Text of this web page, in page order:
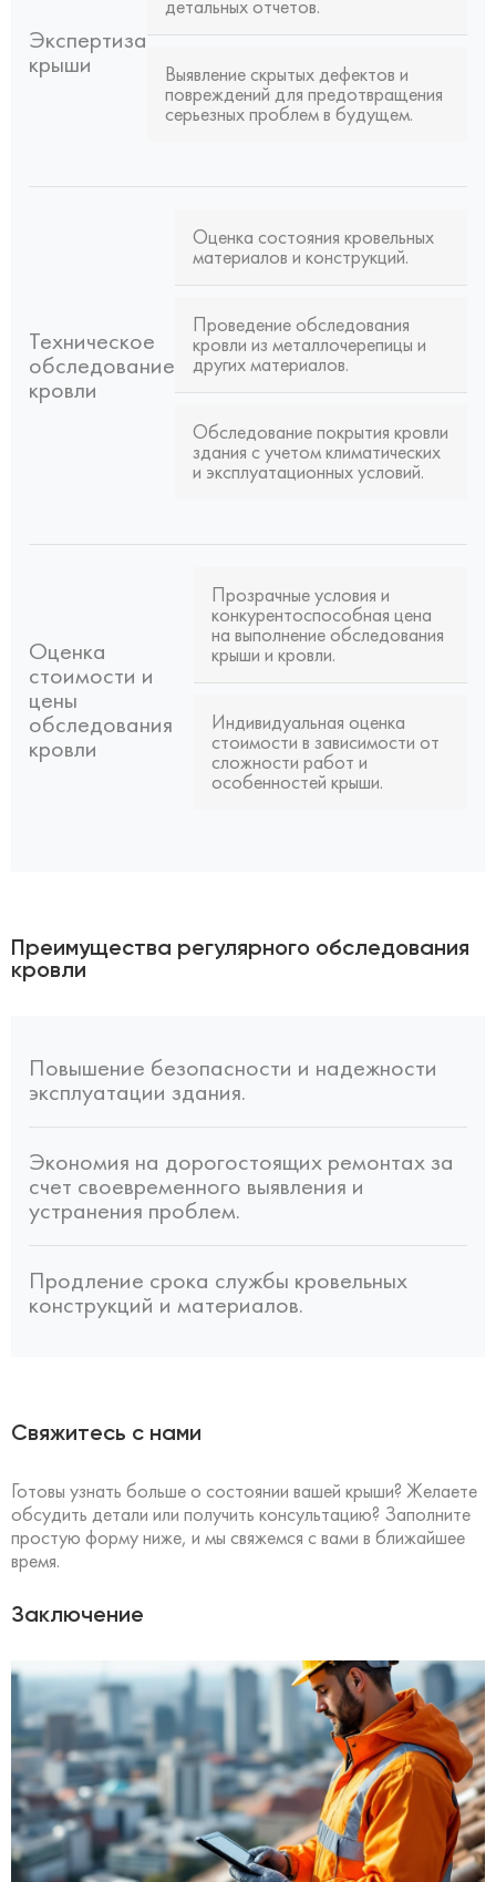
Экспертиза
крыши
детальных отчетов.
Выявление скрытых дефектов и
повреждений для предотвращения
серьезных проблем в будущем.
Техническое
обследование
кровли
Оценка состояния кровельных
материалов и конструкций.
Проведение обследования
кровли из металлочерепицы и
других материалов.
Обследование покрытия кровли
здания с учетом климатических
и эксплуатационных условий.
Оценка
стоимости и
цены
обследования
кровли
Прозрачные условия и
конкурентоспособная цена
на выполнение обследования
крыши и кровли.
Индивидуальная оценка
стоимости в зависимости от
сложности работ и
особенностей крыши.
Преимущества регулярного обследования
кровли
Повышение безопасности и надежности
эксплуатации здания.
Экономия на дорогостоящих ремонтах за
счет своевременного выявления и
устранения проблем.
Продление срока службы кровельных
конструкций и материалов.
Свяжитесь с нами
Готовы узнать больше о состоянии вашей крыши? Желаете
обсудить детали или получить консультацию? Заполните
простую форму ниже, и мы свяжемся с вами в ближайшее
время.
Заключение